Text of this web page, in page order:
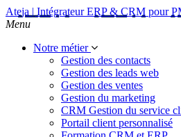
Ateja | Intégrateur ERP & CRM pour
Menu
Notre métier
Gestion des contacts
Gestion des leads web
Gestion des ventes
Gestion du marketing
CRM Gestion du service
Portail client personnalisé